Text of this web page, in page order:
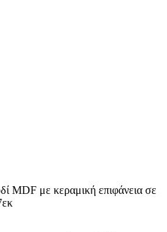
MDF με κεραμική επιφάνεια σε